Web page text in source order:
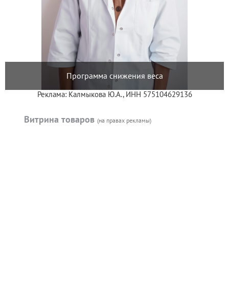
Программа снижения веса
Реклама: Калмыкова Ю.А., ИНН 575104629136
Витрина товаров (на правах рекламы)